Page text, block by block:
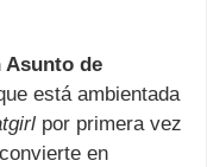
de
está ambientada
por primera vez
en